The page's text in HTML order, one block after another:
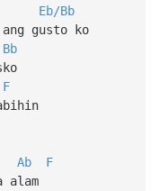
Eb/Bb
gusto ko
Bb
F
Ab
F
alam